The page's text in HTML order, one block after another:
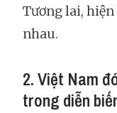
Tương lai,
nhau.
2. Việt Nam
trong diễn